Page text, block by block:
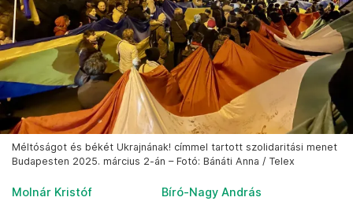
Méltóságot és békét Ukrajnának! címmel tartott szolidaritási menet
Budapesten 2025. március 2-án – Fotó: Bánáti Anna / Telex
Molnár Kristóf Bíró-Nagy András